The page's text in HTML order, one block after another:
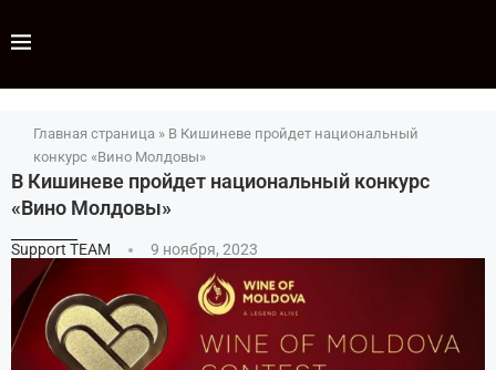
Главная страница » В Кишиневе пройдет национальный
конкурс «Вино Молдовы»
В Кишиневе пройдет национальный конкурс
«Вино Молдовы»
Support TEAM 9 ноября, 2023